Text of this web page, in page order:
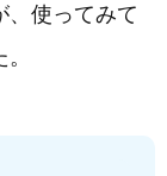
、使ってみて